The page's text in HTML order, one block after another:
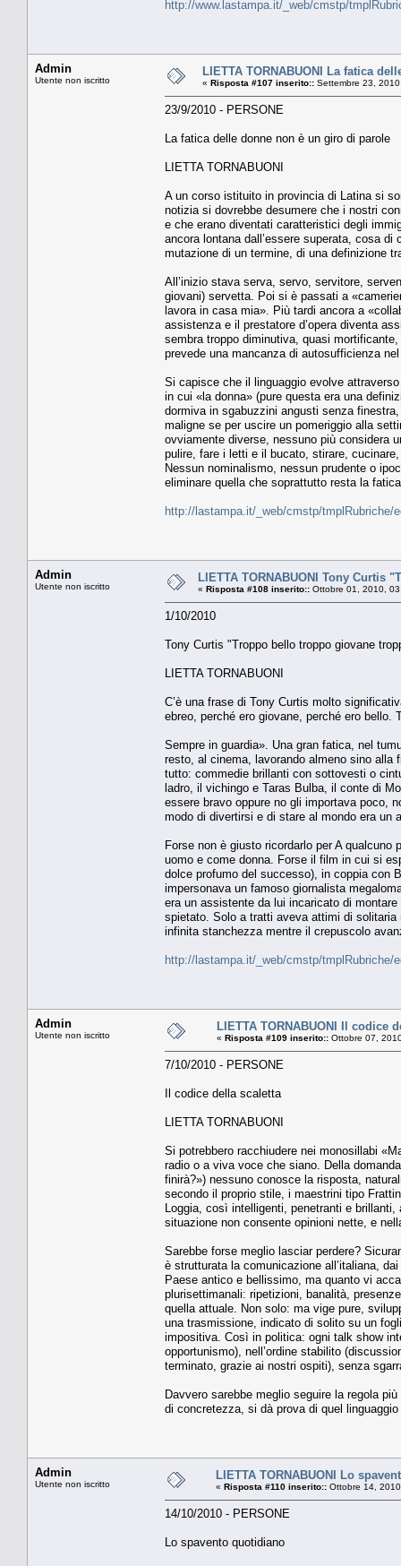
http://www.lastampa.it/_web/cmstp/
Admin
Utente non iscritto
LIETTA TORNABUONI La fatica
« Risposta #107 inserito:: Settembre 23,
23/9/2010 - PERSONE
La fatica delle donne non è un giro di parole
LIETTA TORNABUONI
A un corso istituito in provincia di Latina si
notizia si dovrebbe desumere che i nostri
e che erano diventati caratteristici degli
ancora lontana dall’essere superata, cosa
mutazione di un termine, di una definizione
All’inizio stava serva, servo, servitore,
giovani) servetta. Poi si è passati a
lavora in casa mia». Più tardi ancora a
assistenza e il prestatore d’opera diventa
sembra troppo diminutiva, quasi
prevede una mancanza di autosufficienza
Si capisce che il linguaggio evolve
in cui «la donna» (pure questa era una
dormiva in sgabuzzini angusti senza
maligne se per uscire un pomeriggio alla
ovviamente diverse, nessuno più considera
pulire, fare i letti e il bucato, stirare,
Nessun nominalismo, nessun prudente o
eliminare quella che soprattutto resta la
http://lastampa.it/_web/cmstp/tmplRubriche/
Admin
Utente non iscritto
LIETTA TORNABUONI Tony Curtis
« Risposta #108 inserito:: Ottobre 01, 2010,
1/10/2010
Tony Curtis "Troppo bello troppo giovane
LIETTA TORNABUONI
C’è una frase di Tony Curtis molto
ebreo, perché ero giovane, perché ero bello.
Sempre in guardia». Una gran fatica, nel
resto, al cinema, lavorando almeno sino alla
tutto: commedie brillanti con sottovesti o
ladro, il vichingo e Taras Bulba, il conte di
essere bravo oppure no gli importava poco,
modo di divertirsi e di stare al mondo era un
Forse non è giusto ricordarlo per A
uomo e come donna. Forse il film in cui si
dolce profumo del successo), in coppia con
impersonava un famoso giornalista
era un assistente da lui incaricato di
spietato. Solo a tratti aveva attimi di
infinita stanchezza mentre il crepuscolo
http://lastampa.it/_web/cmstp/tmplRubriche/
Admin
Utente non iscritto
LIETTA TORNABUONI Il codice
« Risposta #109 inserito:: Ottobre 07,
7/10/2010 - PERSONE
Il codice della scaletta
LIETTA TORNABUONI
Si potrebbero racchiudere nei monosillabi
radio o a viva voce che siano. Della
finirà?») nessuno conosce la risposta,
secondo il proprio stile, i maestrini tipo
Loggia, così intelligenti, penetranti e
situazione non consente opinioni nette, e
Sarebbe forse meglio lasciar perdere?
è strutturata la comunicazione all’italiana,
Paese antico e bellissimo, ma quanto vi
plurisettimanali: ripetizioni, banalità,
quella attuale. Non solo: ma vige pure,
una trasmissione, indicato di solito su un
impositiva. Così in politica: ogni talk show
opportunismo), nell’ordine stabilito
terminato, grazie ai nostri ospiti), senza
Davvero sarebbe meglio seguire la regola
di concretezza, si dà prova di quel
Admin
Utente non iscritto
LIETTA TORNABUONI Lo
« Risposta #110 inserito:: Ottobre 14,
14/10/2010 - PERSONE
Lo spavento quotidiano